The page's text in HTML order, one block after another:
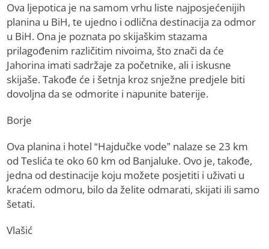
Ova ljepotica je na samom vrhu liste najposjećenijih
planina u BiH, te ujedno i odlična destinacija za odmor
u BiH. Ona je poznata po skijaškim stazama
prilagođenim različitim nivoima, što znači da će
Jahorina imati sadržaje za početnike, ali i iskusne
skijaše. Takođe će i šetnja kroz snježne predjele biti
dovoljna da se odmorite i napunite baterije.
Borje
Ova planina i hotel “Hajdučke vode” nalaze se 23 km
od Teslića te oko 60 km od Banjaluke. Ovo je, takođe,
jedna od destinacije koju možete posjetiti i uživati u
kraćem odmoru, bilo da želite odmarati, skijati ili samo
šetati.
Vlašić